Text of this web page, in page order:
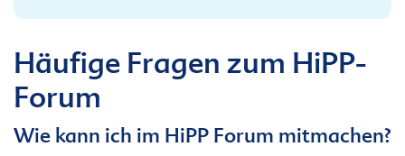
Häufige Fragen zum HiPP-
Forum
Wie kann ich im HiPP Forum mitmachen?